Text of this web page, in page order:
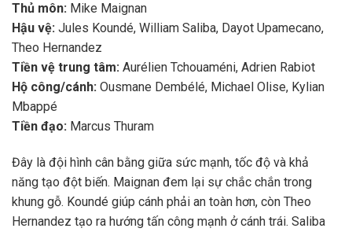
Thủ môn: Mike Maignan
Hậu vệ: Jules Koundé, William Saliba, Dayot Upamecano,
Theo Hernandez
Tiền vệ trung tâm: Aurélien Tchouaméni, Adrien Rabiot
Hộ công/cánh: Ousmane Dembélé, Michael Olise, Kylian
Mbappé
Tiền đạo: Marcus Thuram
Đây là đội hình cân bằng giữa sức mạnh, tốc độ và khả
năng tạo đột biến. Maignan đem lại sự chắc chắn trong
khung gỗ. Koundé giúp cánh phải an toàn hơn, còn Theo
Hernandez tạo ra hướng tấn công mạnh ở cánh trái. Saliba